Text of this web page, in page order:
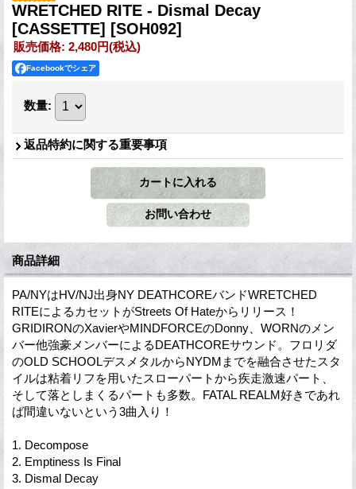
WRETCHED RITE - Dismal Decay
[CASSETTE] [SOH092]
販売価格: 2,480円(税込)
Facebookでシェア
数量:
返品特約に関する重要事項
商品詳細
PA/NYはHV/NJ出身NY DEATHCOREバンドWRETCHED
RITEによるカセットがStreets Of Hateからリリース！
GRIDIRONのXavierやMINDFORCEのDonny、WORNのメン
バー他強豪メンバーによるDEATHCOREサウンド。フロリダ
のOLD SCHOOLデスメタルからNYDMまでを融合させたスタ
イルは粘着リフを用いたスローパートから疾走激速パート、
そして落としまくるパートも多数。FATAL REALM好きであれ
ば間違いないという3曲入り！
1. Decompose
2. Emptiness Is Final
3. Dismal Decay